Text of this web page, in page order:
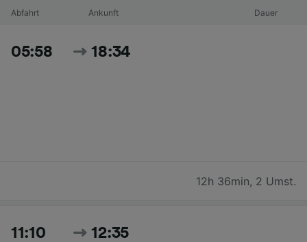
Abfahrt Ankunft Dauer
05:58 18:34
12h 36min, 2 Umst.
11:10 12:35